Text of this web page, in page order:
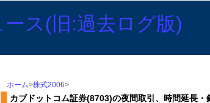
ホーム>株式2006>
カブドットコム証券(8703)の夜間取引、時間延長